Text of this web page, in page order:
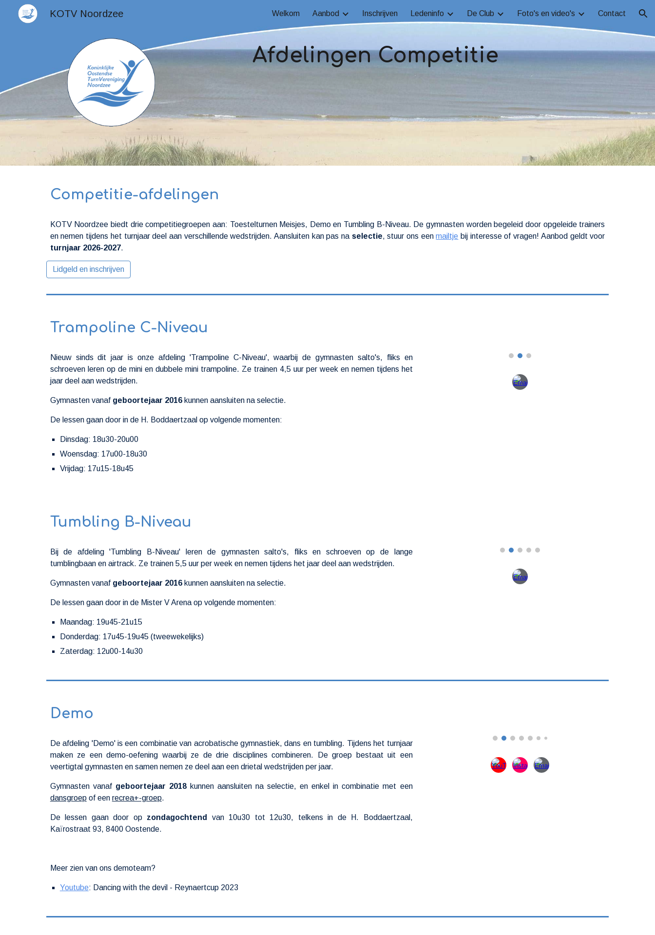
Skip to main content Skip to navigation
KOTV Noordzee Welkom Aanbod Inschrijven Ledeninfo De Club Foto's en video's Contact
Afdelingen Competitie
Competitie-afdelingen
KOTV Noordzee biedt drie competitiegroepen aan: Toestelturnen Meisjes, Demo en Tumbling B-Niveau. De gymnasten worden begeleid door opgeleide trainers
en nemen tijdens het turnjaar deel aan verschillende wedstrijden. Aansluiten kan pas na selectie, stuur ons eenmailtje bij interesse of vragen! Aanbod geldt voor
turnjaar 2026-2027.
Lidgeld en inschrijven
Trampoline C-Niveau
Nieuw sinds dit jaar is onze afdeling 'Trampoline C-Niveau', waarbij de gymnasten salto's, fliks en
schroeven leren op de mini en dubbele mini trampoline. Ze trainen 4,5 uur per week en nemen tijdens het
jaar deel aan wedstrijden.
Gymnasten vanaf geboortejaar 2016kunnen aansluiten na selectie.
De lessen gaan door in de H. Boddaertzaal opvolgende momenten:
Dinsdag: 18u30-20u00
Woensdag: 17u00-18u30
Vrijdag: 17u15-18u45
Tumbling B-Niveau
Bij de afdeling 'Tumbling B-Niveau' lerende gymnasten salto's, fliks en schroeven op de lange
tumblingbaan en airtrack. Ze trainen 5,5 uur per week en nemen tijdens het jaar deel aan wedstrijden.
Gymnasten vanaf geboortejaar 2016kunnen aansluiten na selectie.
De lessen gaan door in de Mister V Arena op volgende momenten:
Maandag: 19u45-21u15
Donderdag: 17u45-19u45 (tweewekelijks)
Zaterdag: 12u00-14u30
Demo
De afdeling 'Demo' is een combinatie van acrobatische gymnastiek, dans en tumbling. Tijdens het turnjaar
maken ze een demo-oefening waarbij ze de drie disciplines combineren. De groep bestaat uit een
veertigtal gymnasten en samen nemen ze deel aan een drietal wedstrijden per jaar.
Gymnasten vanaf geboortejaar 2018kunnen aansluiten na selectie, en enkel in combinatie met een
dansgroepof een recrea+-groep.
De lessen gaan door op zondagochtend
van 10u30 tot 12u30, telkens in de H. Boddaertzaal,
Kaïrostraat 93, 8400 Oostende.
Meer zien van ons demoteam?
Youtube: Dancing with the devil - Reynaertcup 2023